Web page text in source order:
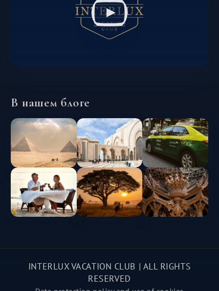
В нашем блоге
INTERLUX VACATION CLUB | ALL RIGHTS
RESERVED